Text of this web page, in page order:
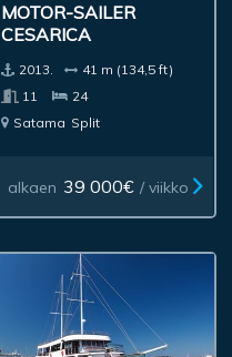
MOTOR-SAILER
CESARICA
2013.
41 m (134,5 ft)
11
24
Satama Split
alkaen 39 000€ / viikko